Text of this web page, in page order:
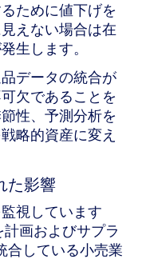
ために値下げを
えない場合は在
生します。
データの統合が
欠であることを
性、予測分析を
略的資産に変え
た影響
視しています
画およびサプラ
合している小売業